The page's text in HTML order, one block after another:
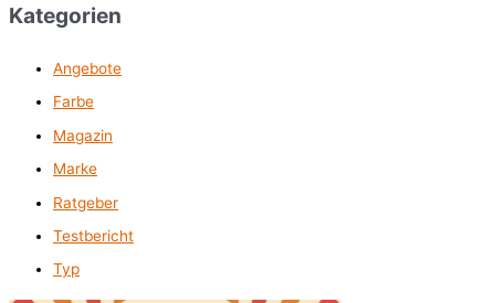
Kategorien
Angebote
Farbe
Magazin
Marke
Ratgeber
Testbericht
Typ